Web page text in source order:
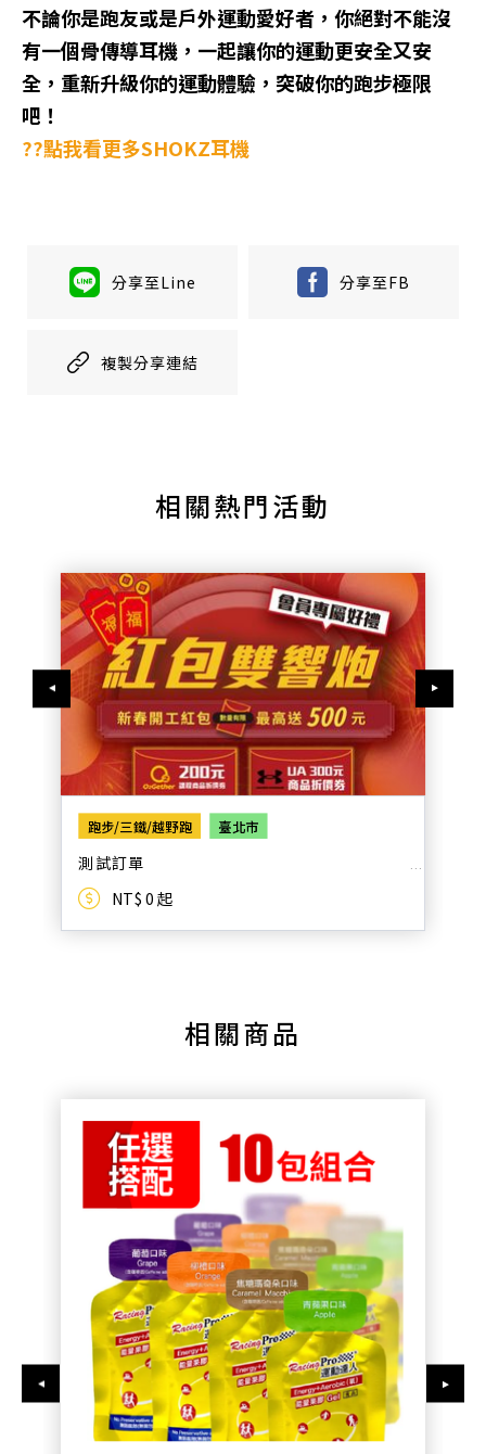
不論你是跑友或是戶外運動愛好者，你絕對不能沒
有一個骨傳導耳機，一起讓你的運動更安全又安
全，重新升級你的運動體驗，突破你的跑步極限
吧！
??點我看更多SHOKZ耳機
分享至Line 分享至FB
複製分享連結
相關熱門活動
跑步/三鐵/越野跑 臺北市
測試訂單
NT$ 0 起
相關商品